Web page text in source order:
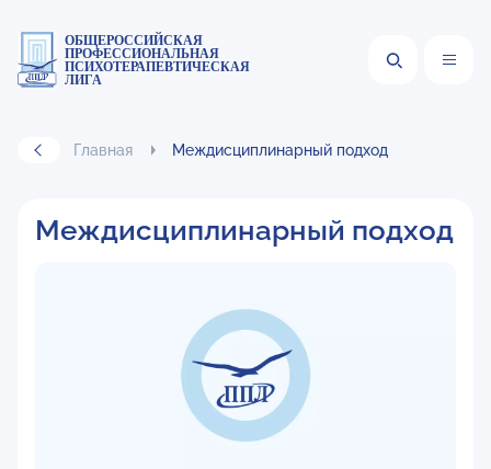
ОБЩЕРОССИЙСКАЯ
ПРОФЕССИОНАЛЬНАЯ
ПСИХОТЕРАПЕВТИЧЕСКАЯ
ЛИГА
Главная Междисциплинарный подход
Междисциплинарный подход